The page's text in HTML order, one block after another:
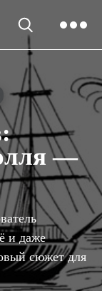
—
и даже
сюжет для